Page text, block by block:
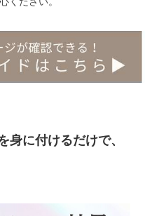
身に付けるだけで、